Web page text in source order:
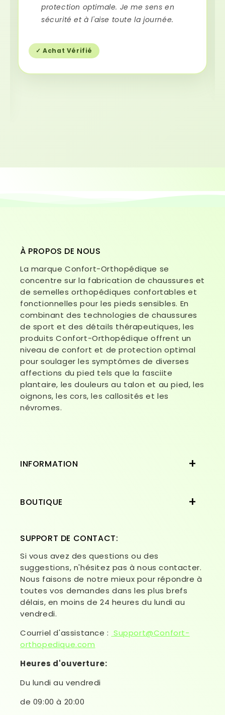
protection optimale. Je me sens en
sécurité et à l'aise toute la journée.
✓ Achat Vérifié
À PROPOS DE NOUS
La marque Confort-Orthopédique se
concentre sur la fabrication de chaussures et
de semelles orthopédiques confortables et
fonctionnelles pour les pieds sensibles. En
combinant des technologies de chaussures
de sport et des détails thérapeutiques, les
produits Confort-Orthopédique offrent un
niveau de confort et de protection optimal
pour soulager les symptômes de diverses
affections du pied tels que la fasciite
plantaire, les douleurs au talon et au pied, les
oignons, les cors, les callosités et les
névromes.
INFORMATION
BOUTIQUE
SUPPORT DE CONTACT:
Si vous avez des questions ou des
suggestions, n'hésitez pas à nous contacter.
Nous faisons de notre mieux pour répondre à
toutes vos demandes dans les plus brefs
délais, en moins de 24 heures du lundi au
vendredi.
Courriel d'assistance : Support@Confort-
orthopedique.com
Heures d'ouverture:
Du lundi au vendredi
de 09:00 à 20:00